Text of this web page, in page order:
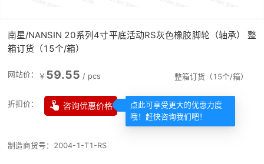
南星/NANSIN 20系列4寸平底活动RS灰色橡胶脚轮（轴承） 整
箱订货（15个/箱）
网站价： ￥ 59.55 / pcs
折扣价：  咨询优惠价格
点此可享受更大的优惠力度
哦！赶快咨询我们吧！
整箱订货（15个/箱）
制造商货号： 2004-1-T1-RS